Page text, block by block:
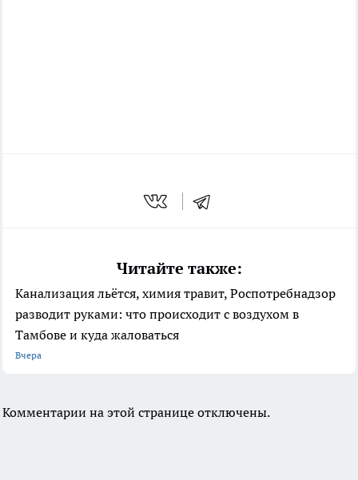
Читайте также:
Канализация льётся, химия травит, Роспотребнадзор
разводит руками: что происходит с воздухом в
Тамбове и куда жаловаться
Вчера
Комментарии на этой странице отключены.